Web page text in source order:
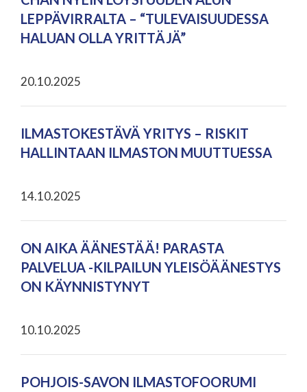
LEPPÄVIRRALTA – “TULEVAISUUDESSA
HALUAN OLLA YRITTÄJÄ”
20.10.2025
ILMASTOKESTÄVÄ YRITYS – RISKIT
HALLINTAAN ILMASTON MUUTTUESSA
14.10.2025
ON AIKA ÄÄNESTÄÄ! PARASTA
PALVELUA -KILPAILUN YLEISÖÄÄNESTYS
ON KÄYNNISTYNYT
10.10.2025
POHJOIS-SAVON ILMASTOFOORUMI